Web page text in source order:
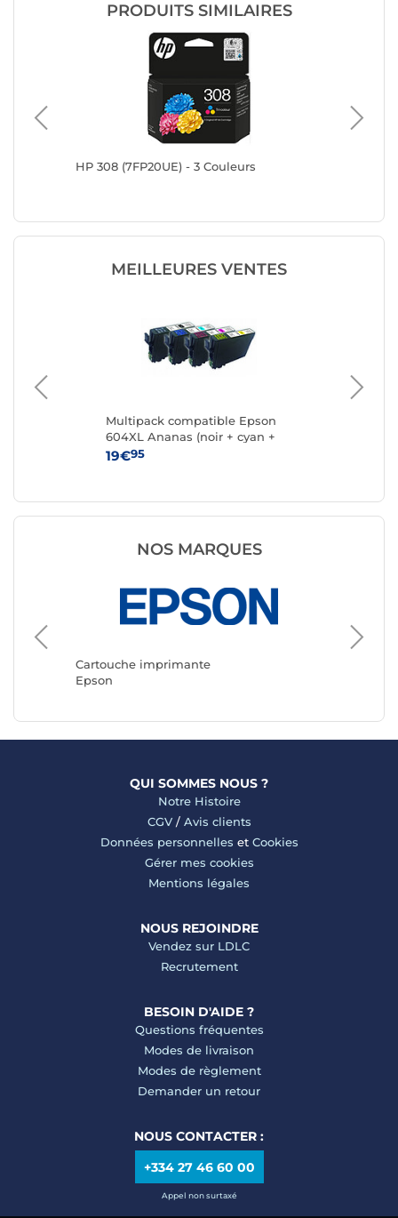
PRODUITS SIMILAIRES
HP 308 (7FP20UE) - 3 Couleurs
MEILLEURES VENTES
Multipack compatible Epson
604XL Ananas (noir + cyan +
magenta + jaune)
19€95
NOS MARQUES
Cartouche imprimante
Epson
Canon
QUI SOMMES NOUS ?
Notre Histoire
CGV/ Avis clients
Données personnelles et Cookies
Gérer mes cookies
Mentions légales
NOUS REJOINDRE
Vendez sur LDLC
Recrutement
BESOIN D'AIDE ?
Questions fréquentes
Modes de livraison
Modes de règlement
Demander un retour
NOUS CONTACTER :
+334 27 46 60 00
Appel non surtaxé